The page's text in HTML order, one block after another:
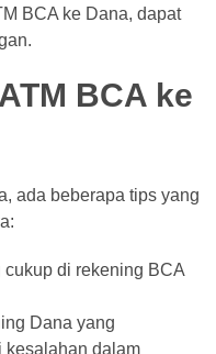
BCA ke Dana, dapat
BCA ke
ada beberapa tips yang
di rekening BCA
Dana yang
kesalahan dalam